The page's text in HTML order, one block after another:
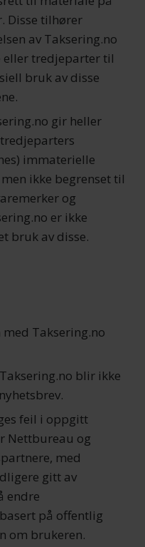
tilgjengelig for dem,
din bruk av
Disse tilhører
av Taksering.no
eller tredjeparter til
bruk av disse
gir heller
immaterielle
ikke begrenset til
og
er ikke
bruk av disse.
Taksering.no
blir ikke
feil i oppgitt
Nettbureau og
med
gitt av
endre
på offentlig
om brukeren.